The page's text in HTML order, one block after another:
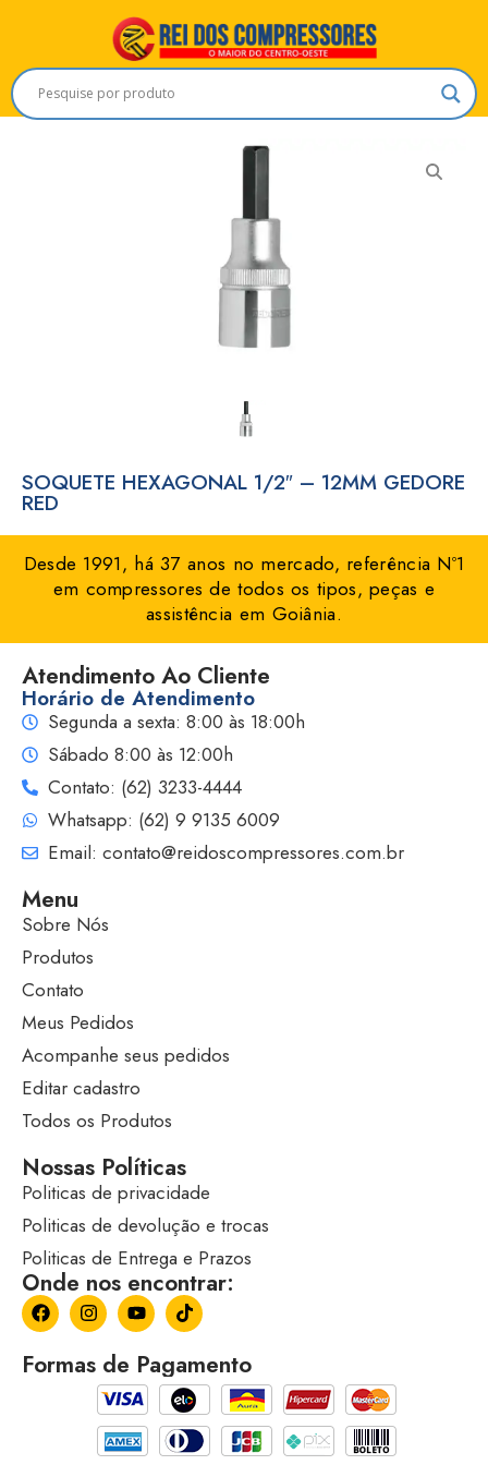
SOQUETE HEXAGONAL 1/2″ – 12MM GEDORE
RED
Desde 1991, há 37 anos no mercado, referência Nº1
em compressores de todos os tipos, peças e
assistência em Goiânia.
Atendimento Ao Cliente
Horário de Atendimento
Segunda a sexta: 8:00 às 18:00h
Sábado 8:00 às 12:00h
Contato: (62) 3233-4444
Whatsapp: (62) 9 9135 6009
Email: contato@reidoscompressores.com.br
Menu
Sobre Nós
Produtos
Contato
Meus Pedidos
Acompanhe seus pedidos
Editar cadastro
Todos os Produtos
Nossas Políticas
Politicas de privacidade
Politicas de devolução e trocas
Politicas de Entrega e Prazos
Onde nos encontrar:
Formas de Pagamento